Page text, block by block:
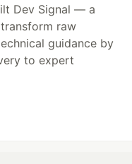
Dev Signal — a
raw
guidance by
to expert